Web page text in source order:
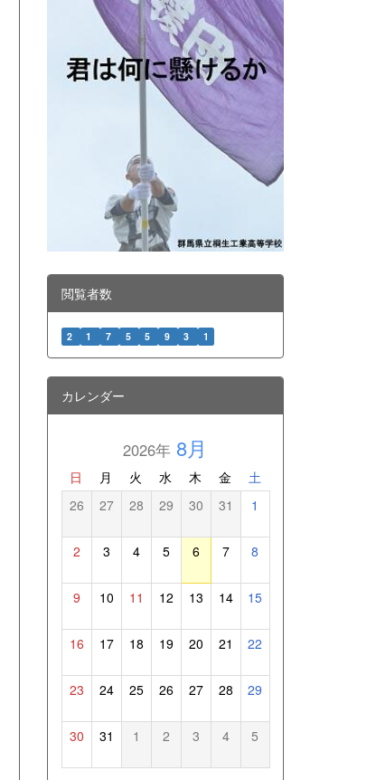
閲覧者数
2 1 7 5 5 9 3 1
カレンダー
2026年 8月
日 月 火 水 木 金 土
26 27 28 29 30 31 1
2 3 4 5 6 7 8
9 10 11 12 13 14 15
16 17 18 19 20 21 22
23 24 25 26 27 28 29
30 31 1 2 3 4 5